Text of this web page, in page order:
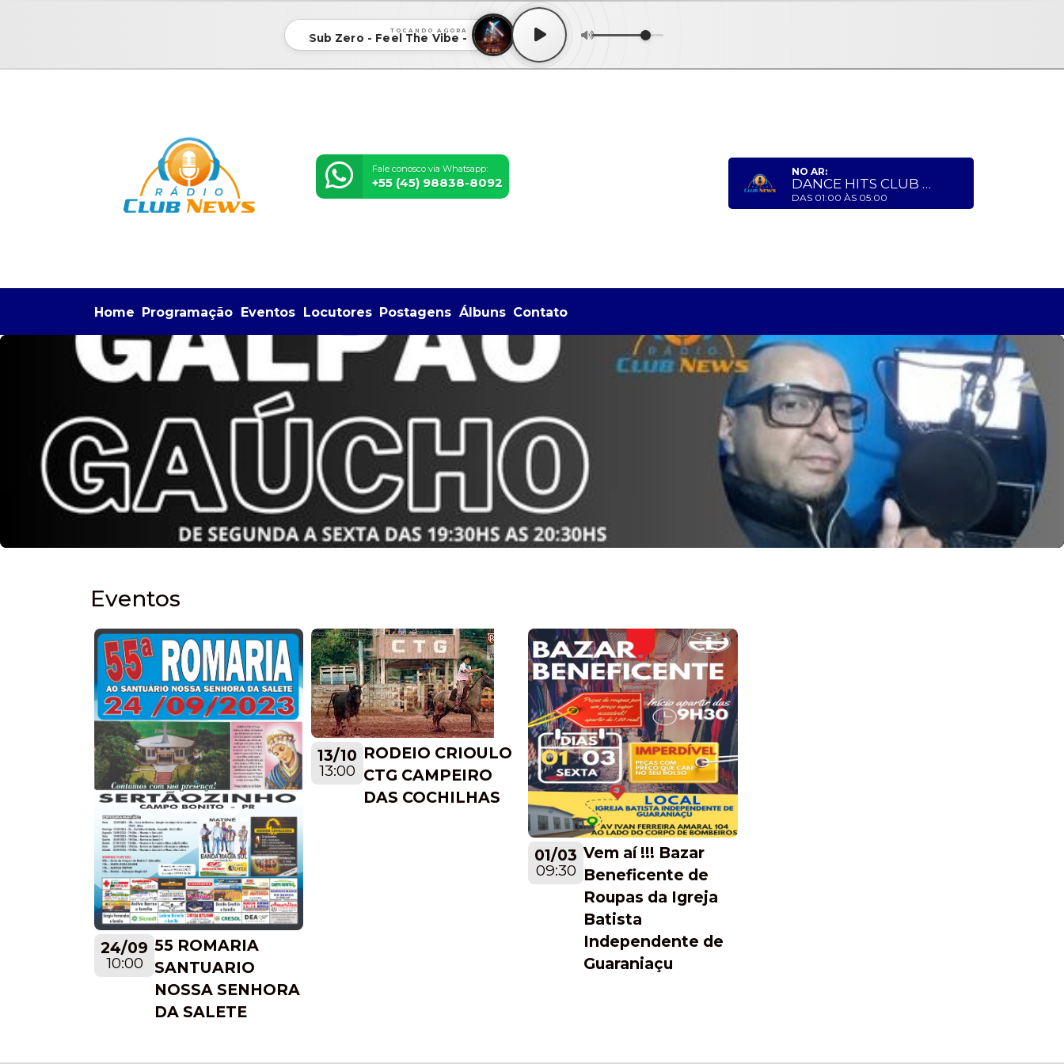
TOCANDO AGORA
Sub Zero - Feel The Vibe -
Fale conosco via Whatsapp:
+55 (45) 98838-8092
NO AR:
DANCE HITS CLUB NEWS
DAS 01:00 ÀS 05:00
Home Programação Eventos Locutores Postagens Álbuns Contato
Eventos
24/09
10:00
55 ROMARIA
SANTUARIO
NOSSA SENHORA
DA SALETE
13/10
13:00
RODEIO CRIOULO
CTG CAMPEIRO
DAS COCHILHAS
01/03
09:30
Vem aí !!! Bazar
Beneficente de
Roupas da Igreja
Batista
Independente de
Guaraniaçu